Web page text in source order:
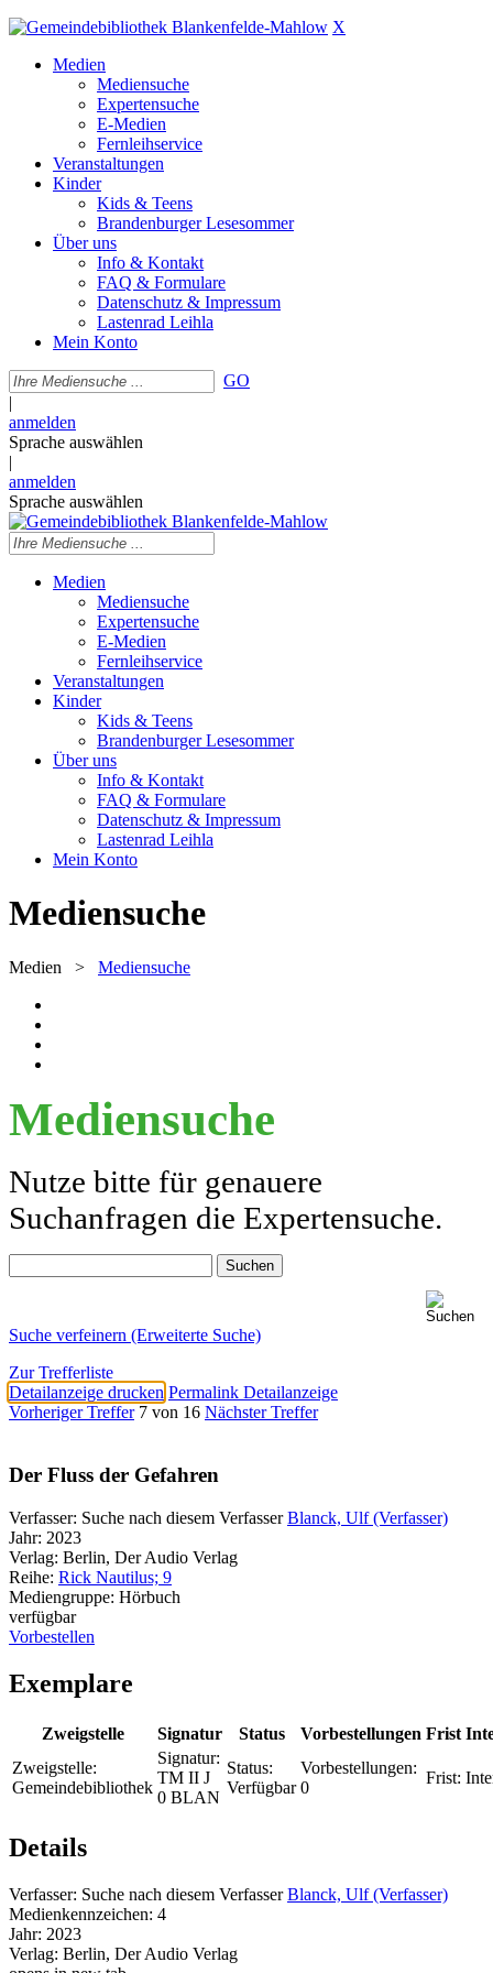
X
Medien
Mediensuche
Expertensuche
E-Medien
Fernleihservice
Veranstaltungen
Kinder
Kids & Teens
Brandenburger Lesesommer
Über uns
Info & Kontakt
FAQ & Formulare
Datenschutz & Impressum
Lastenrad Leihla
Mein Konto
GO
|
anmelden
Sprache auswählen
|
anmelden
Sprache auswählen
Medien
Mediensuche
Expertensuche
E-Medien
Fernleihservice
Veranstaltungen
Kinder
Kids & Teens
Brandenburger Lesesommer
Über uns
Info & Kontakt
FAQ & Formulare
Datenschutz & Impressum
Lastenrad Leihla
Mein Konto
Mediensuche
Medien > Mediensuche
Mediensuche
Nutze bitte für genauere
Suchanfragen die Expertensuche.
Suche verfeinern (Erweiterte Suche)
Zur Trefferliste
Detailanzeige drucken Permalink Detailanzeige
Vorheriger Treffer 7 von 16 Nächster Treffer
Der Fluss der Gefahren
Verfasser: Suche nach diesem Verfasser Blanck, Ulf (Verfasser)
Jahr: 2023
Verlag: Berlin, Der Audio Verlag
Reihe: Rick Nautilus; 9
Mediengruppe: Hörbuch
verfügbar
Vorbestellen
Exemplare
Zweigstelle Signatur Status Vorbestellungen Frist
Zweigstelle:
Gemeindebibliothek
Signatur:
TM II J
0 BLAN
Status:
Verfügbar
Vorbestellungen:
0
Frist:
Details
Verfasser: Suche nach diesem Verfasser Blanck, Ulf (Verfasser)
Medienkennzeichen: 4
Jahr: 2023
Verlag: Berlin, Der Audio Verlag